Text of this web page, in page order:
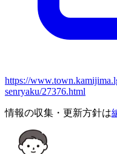
https://
senryaku/27376.html
情報の収集・更新方針は